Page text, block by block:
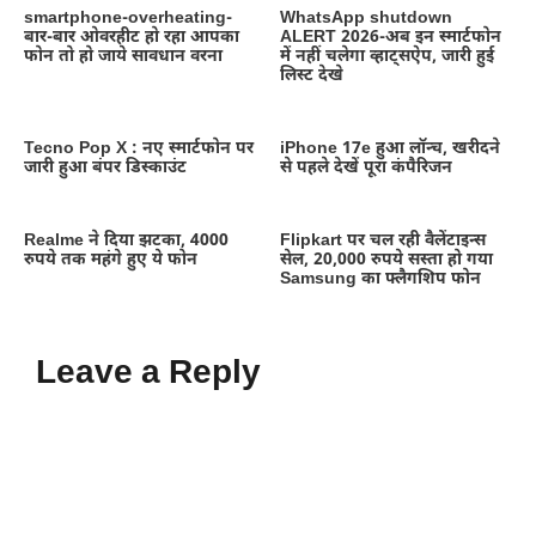
smartphone-overheating-
बार-बार ओवरहीट हो रहा आपका
फोन तो हो जाये सावधान वरना
WhatsApp shutdown
ALERT 2026-अब इन स्मार्टफोन
में नहीं चलेगा व्हाट्सऐप, जारी हुई
लिस्ट देखे
Tecno Pop X : नए स्मार्टफोन पर
जारी हुआ बंपर डिस्काउंट
iPhone 17e हुआ लॉन्च, खरीदने
से पहले देखें पूरा कंपैरिजन
Realme ने दिया झटका, 4000
रुपये तक महंगे हुए ये फोन
Flipkart पर चल रही वैलेंटाइन्स
सेल, 20,000 रुपये सस्ता हो गया
Samsung का फ्लैगशिप फोन
Leave a Reply